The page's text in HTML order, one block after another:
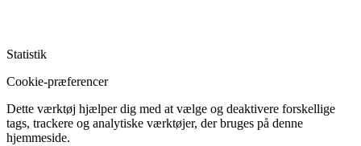
Statistik
Cookie-præferencer
Dette værktøj hjælper dig med at vælge og deaktivere forskellige
tags, trackere og analytiske værktøjer, der bruges på denne
hjemmeside.